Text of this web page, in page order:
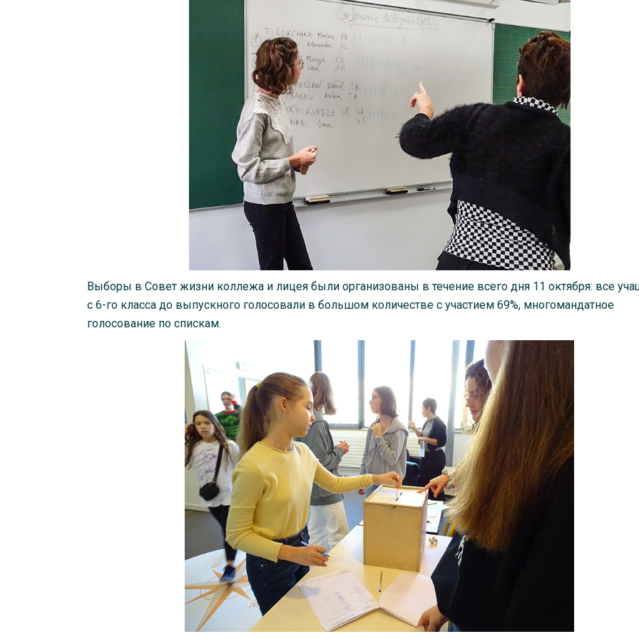
Выборы в Совет жизни коллежа и лицея были организованы в течение всего дня 11 октября: все
с 6-го класса до выпускного голосовали в большом количестве с участием 69%, многомандатное
голосование по спискам.